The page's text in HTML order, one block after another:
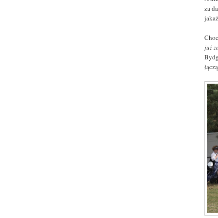
za
już